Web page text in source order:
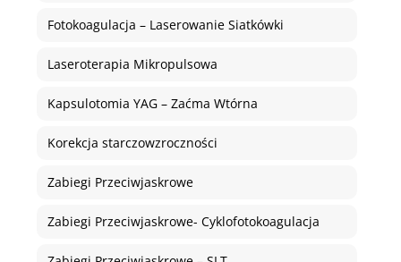
Fotokoagulacja – Laserowanie Siatkówki
Laseroterapia Mikropulsowa
Kapsulotomia YAG – Zaćma Wtórna
Korekcja starczowzroczności
Zabiegi Przeciwjaskrowe
Zabiegi Przeciwjaskrowe- Cyklofotokoagulacja